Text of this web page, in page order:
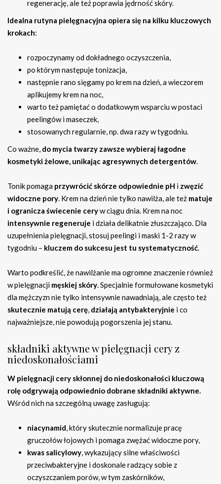
regenerację, ale też poprawia jędrność skóry.
Idealna rutyna pielęgnacyjna opiera się na kilku kluczowych
krokach:
rozpoczynamy od dokładnego oczyszczenia,
po którym następuje tonizacja,
następnie rano sięgamy po krem na dzień, a wieczorem
aplikujemy krem na noc,
warto też pamiętać o dodatkowym wsparciu w postaci
peelingów i maseczek,
stosowanych regularnie, np. dwa razy w tygodniu.
Co ważne, do mycia twarzy zawsze wybieraj łagodne
kosmetyki żelowe, unikając agresywnych detergentów.
Tonik pomaga przywrócić skórze odpowiednie pH i zwęzić
widoczne pory. Krem na dzień nie tylko nawilża, ale też matuje
i ogranicza świecenie ceryw ciągu dnia. Krem na noc
intensywnie regeneruje i działa delikatnie złuszczająco. Dla
uzupełnienia pielęgnacji, stosuj peelingi i maski 1-2 razy w
tygodniu – kluczem do sukcesu jest tu systematyczność.
Warto podkreślić, że nawilżanie ma ogromne znaczenie również
w pielęgnacji męskiej skóry. Specjalnie formułowane kosmetyki
dla mężczyzn nie tylko intensywnie nawadniają, ale często też
skutecznie matują cerę, działają antybakteryjnie i co
najważniejsze, nie powodują pogorszenia jej stanu.
składniki aktywne w pielęgnacji cery z
niedoskonałościami
W pielęgnacji cery skłonnej do niedoskonałości kluczową
rolę odgrywają odpowiednio dobrane składniki aktywne.
Wśród nich na szczególną uwagę zasługują:
niacynamid, który skutecznie normalizuje pracę
gruczołów łojowych i pomaga zwężać widoczne pory,
kwas salicylowy, wykazujący silne właściwości
przeciwbakteryjne i doskonale radzący sobie z
oczyszczaniem porów, w tym zaskórników,